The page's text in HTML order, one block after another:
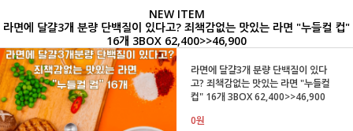
NEW ITEM
라면에 달걀3개 분량 단백질이 있다고? 죄책감없는 맛있는 라면 "누들컬 컵"
16개 3BOX 62,400>>46,900
라면에 달걀3개 분량 단백질이 있다
고? 죄책감없는 맛있는 라면 "누들컬
컵" 16개 3BOX 62,400>>46,900
0원